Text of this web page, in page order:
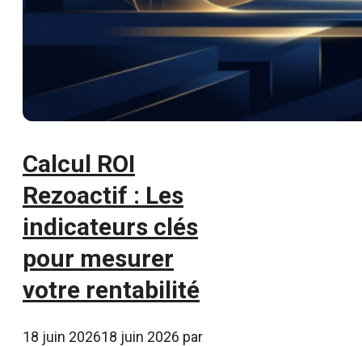
Calcul ROI
Rezoactif : Les
indicateurs clés
pour mesurer
votre rentabilité
18 juin 202618 juin 2026 par